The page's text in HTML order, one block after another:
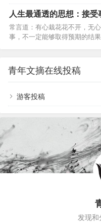
这些吗？再回首时，发现自己
失…
自己需要什
地寻找，
感。2 生命
在于长度
人，让自己
生中占有
人生最通透的思想：接受
常言道：有心栽花花不开，无
事，不一定能够取得预期的结
而安的从容。接受事与愿违，
人生常态林清玄说：“人生不如
要坦然接受：事与愿违，本是
名…
青年文摘在线投稿
游客投稿
发现和